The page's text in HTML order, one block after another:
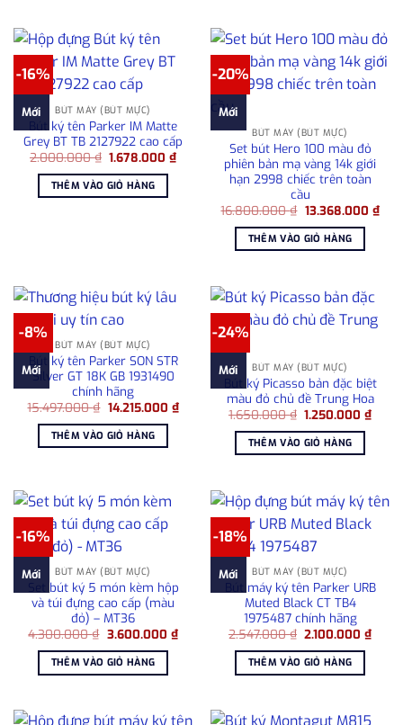
-16%
Mới BÚT MÁY (BÚT MỰC)
Bút ký tên Parker IM Matte
Grey BT TB 2127922 cao cấp
2.000.000₫ Giá
là:
2.000.000 ₫.
1.678.000₫Giá
hiện
1.678.000 ₫.
THÊM VÀO GIỎ HÀNG
-20%
Mới
BÚT MÁY (BÚT MỰC)
Set bút Hero 100 màu đỏ
phiên bản mạ vàng 14k giới
hạn 2998 chiếc trên toàn
cầu
16.800.000₫ Giá
là:
16.800.000 ₫.
13.368.000 ₫Giá
hiện
THÊM VÀO GIỎ HÀNG
-8%
Mới
BÚT MÁY (BÚT MỰC)
Bút ký tên Parker SON STR
Silver GT 18K GB 1931490
chính hãng
15.497.000₫ Giá
là:
15.497.000 ₫.
14.215.000 ₫Giá
hiện
14.215.000 ₫.
THÊM VÀO GIỎ HÀNG
-24%
Mới BÚT MÁY (BÚT MỰC)
Bút ký Picasso bản đặc biệt
màu đỏ chủ đề Trung Hoa
1.650.000₫ Giá
là:
1.650.000 ₫.
1.250.000₫Giá
hiện
THÊM VÀO GIỎ HÀNG
-16%
Mới BÚT MÁY (BÚT MỰC)
Set bút ký 5 món kèm hộp
và túi đựng cao cấp (màu
đỏ) – MT36
4.300.000₫ Giá
là:
4.300.000 ₫.
3.600.000 ₫Giá
3.600.000 ₫.
THÊM VÀO GIỎ HÀNG
-18%
Mới BÚT MÁY (BÚT MỰC)
Bút máy ký tên Parker URB
Muted Black CT TB4
1975487 chính hãng
2.547.000₫ Giá
là:
2.547.000 ₫.
2.100.000₫Giá
THÊM VÀO GIỎ HÀNG